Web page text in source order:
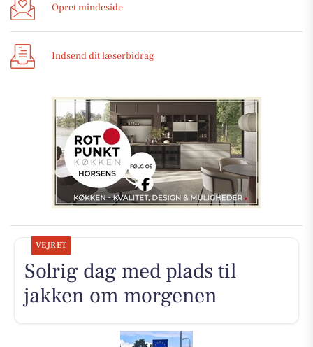
Opret mindeside
Indsend dit læserbidrag
VEJRET
Solrig dag med plads til
jakken om morgenen